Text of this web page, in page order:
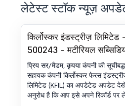
लेटेस्ट स्टॉक न्यूज़
किर्लोस्कर इंडस्ट्रीज़ लिमिटेड -
500243 - मटीरियल
अपडेट
प्रिय सर/मैडम, कृपया कंपनी की सूचीबद्ध
सहायक कंपनी किर्लोस्कर फेरस
लिमिटेड (KFIL) का अपडेटेड अपडेट
अनुरोध है कि आप इसे अपने रिकॉर्ड पर